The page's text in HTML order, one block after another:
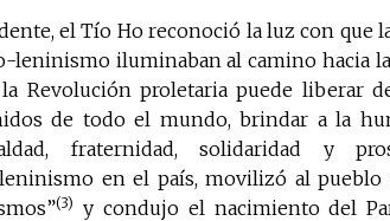
el Tío Ho reconoció la luz con que
leninismo iluminaban al camino hacia
Revolución proletaria puede liberar
de todo el mundo, brindar a la
fraternidad, solidaridad y
en el país, movilizó al pueblo
(3) y condujo el nacimiento del